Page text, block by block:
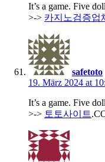
It’s a game. Five
>-> 카지노검증업
safetoto
19. März 2024 at
It’s a game. Five
>-> 토토사이트